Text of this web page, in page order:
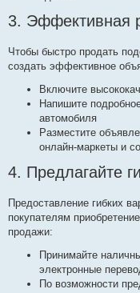
3. Эффективная
Чтобы быстро продать
создать эффективное
Включите
Напишите
автомобиля
Разместите
онлайн-маркеты и
4. Предлагайте
Предоставление гибких
покупателям
продажи:
Принимайте
электронные
По возможности